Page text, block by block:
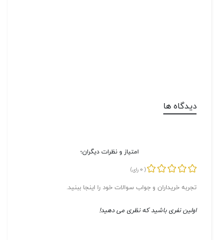
دیدگاه ها
امتیاز و نظرات دیگران؛
(
0 رای)
تجربه خریداران و جواب سوالات خود را اینجا ببنید.
اولین نفری باشید که نظری می دهید!